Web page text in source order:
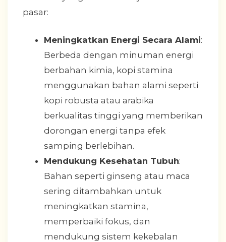
pasar:
Meningkatkan Energi Secara Alami:
Berbeda dengan minuman energi
berbahan kimia, kopi stamina
menggunakan bahan alami seperti
kopi robusta atau arabika
berkualitas tinggi yang memberikan
dorongan energi tanpa efek
samping berlebihan.
Mendukung Kesehatan Tubuh:
Bahan seperti ginseng atau maca
sering ditambahkan untuk
meningkatkan stamina,
memperbaiki fokus, dan
mendukung sistem kekebalan